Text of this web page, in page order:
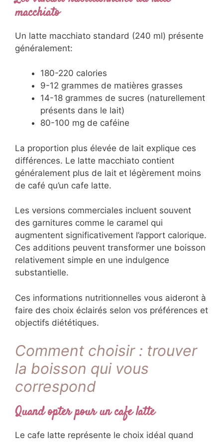
macchiato
Un latte macchiato standard (240 ml) présente
généralement:
180-220 calories
9-12 grammes de matières grasses
14-18 grammes de sucres (naturellement
présents dans le lait)
80-100 mg de caféine
La proportion plus élevée de lait explique ces
différences. Le latte macchiato contient
généralement plus de lait et légèrement moins
de café qu’un cafe latte.
Les versions commerciales incluent souvent
des garnitures comme le caramel qui
augmentent significativement l’apport calorique.
Ces additions peuvent transformer une boisson
relativement simple en une indulgence
substantielle.
Ces informations nutritionnelles vous aideront à
faire des choix éclairés selon vos préférences et
objectifs diététiques.
Comment choisir : trouver
la boisson qui vous
correspond
Quand opter pour un cafe latte
Le cafe latte représente le choix idéal quand